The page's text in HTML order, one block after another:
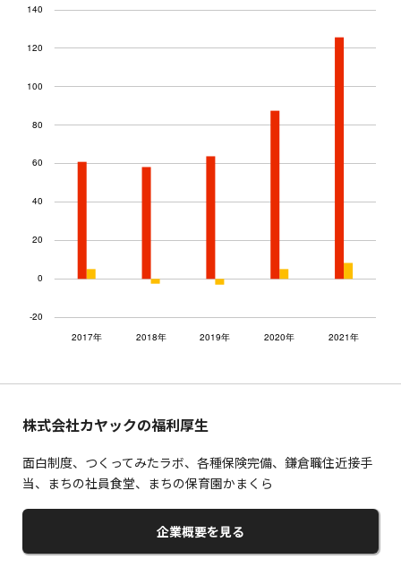
株式会社カヤックの福利厚生
面白制度、つくってみたラボ、各種保険完備、鎌倉職住近接手
当、まちの社員食堂、まちの保育園かまくら
企業概要を見る